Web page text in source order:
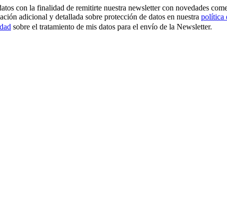
con la finalidad de remitirte nuestra newsletter con novedades
adicional y detallada sobre protección de datos en nuestra política
sobre el tratamiento de mis datos para el envío de la Newsletter.